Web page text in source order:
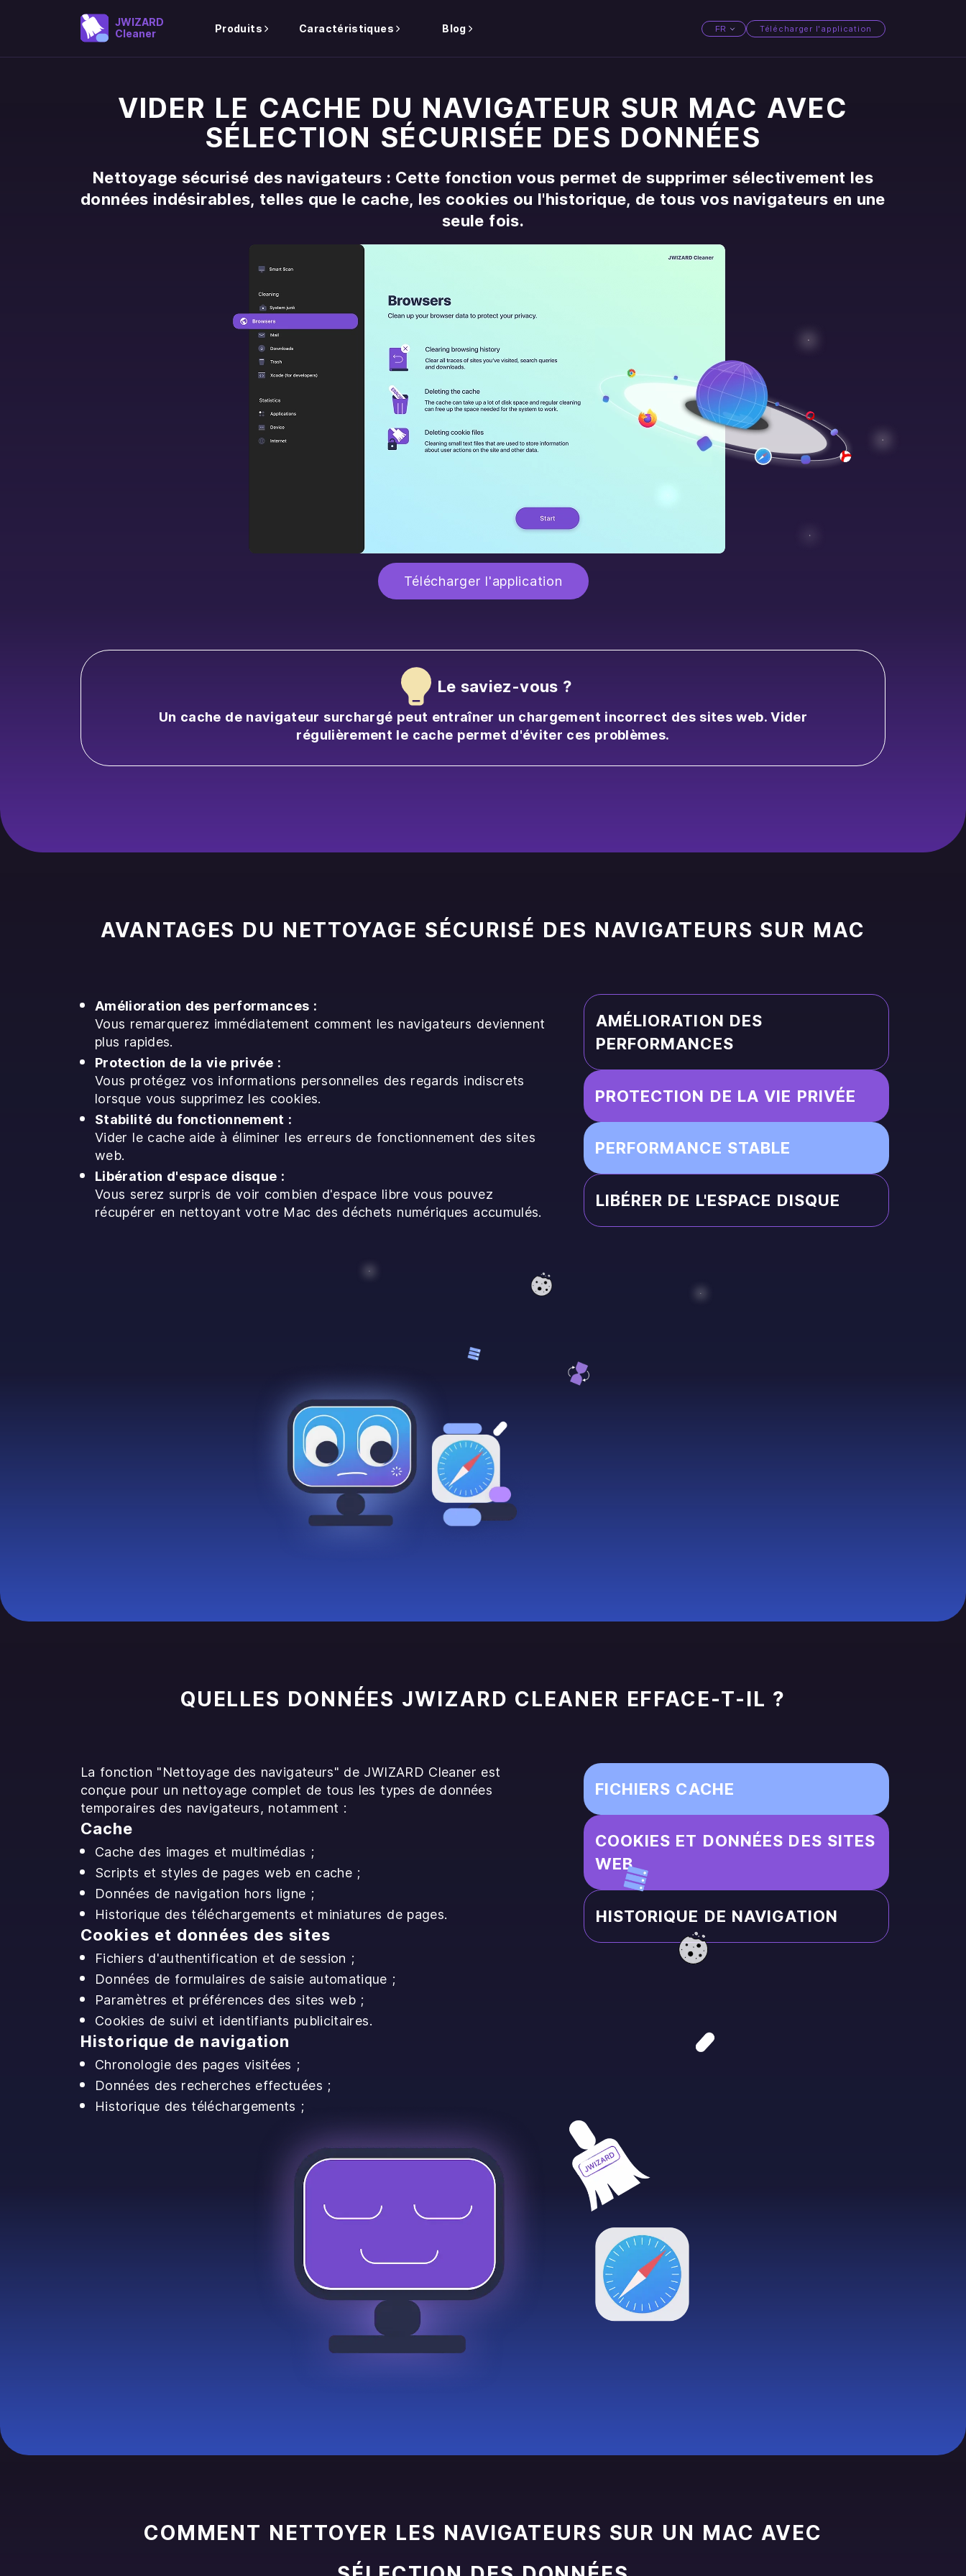
JWIZARD
Cleaner
Produits Caractéristiques Blog FR Télécharger l'application
VIDER LE CACHE DU NAVIGATEUR SUR MAC AVEC
SÉLECTION SÉCURISÉE DES DONNÉES
Nettoyage sécurisé des navigateurs : Cette fonction vous permet de supprimer sélectivement les
données indésirables, telles que le cache, les cookies ou l'historique, de tous vos navigateurs en une
seule fois.
Télécharger l'application
Le saviez-vous ?
Un cache de navigateur surchargé peut entraîner un chargement incorrect des sites web. Vider
régulièrement le cache permet d'éviter ces problèmes.
AVANTAGES DU NETTOYAGE SÉCURISÉ DES NAVIGATEURS SUR MAC
Amélioration des performances :
Vous remarquerez immédiatement comment les navigateurs deviennent
plus rapides.
Protection de la vie privée :
Vous protégez vos informations personnelles des regards indiscrets
lorsque vous supprimez les cookies.
Stabilité du fonctionnement :
Vider le cache aide à éliminer les erreurs de fonctionnement des sites
web.
Libération d'espace disque :
Vous serez surpris de voir combien d'espace libre vous pouvez
récupérer en nettoyant votre Mac des déchets numériques accumulés.
AMÉLIORATION DES
PERFORMANCES
PROTECTION DE LA VIE PRIVÉE
PERFORMANCE STABLE
LIBÉRER DE L'ESPACE DISQUE
QUELLES DONNÉES JWIZARD CLEANER EFFACE-T-IL ?
La fonction "Nettoyage des navigateurs" de JWIZARD Cleaner est
conçue pour un nettoyage complet de tous les types de données
temporaires des navigateurs, notamment :
Cache
Cache des images et multimédias ;
Scripts et styles de pages web en cache ;
Données de navigation hors ligne ;
Historique des téléchargements et miniatures de pages.
Cookies et données des sites
Fichiers d'authentification et de session ;
Données de formulaires de saisie automatique ;
Paramètres et préférences des sites web ;
Cookies de suivi et identifiants publicitaires.
Historique de navigation
Chronologie des pages visitées ;
Données des recherches effectuées ;
Historique des téléchargements ;
FICHIERS CACHE
COOKIES ET DONNÉES DES SITES
WEB
HISTORIQUE DE NAVIGATION
COMMENT NETTOYER LES NAVIGATEURS SUR UN MAC AVEC